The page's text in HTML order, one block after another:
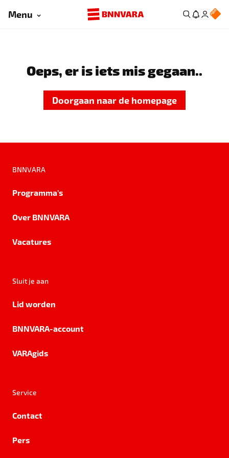
Menu
Oeps, er is iets mis gegaan..
Doorgaan naar de homepage
BNNVARA
Programma's
Over BNNVARA
Vacatures
Sluit je aan
Lid worden
BNNVARA-account
VARAgids
Service
Contact
Pers